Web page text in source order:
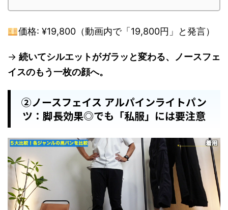
価格: ¥19,800（動画内で「19,800円」と発言）
→ 続いてシルエットがガラッと変わる、ノースフェ
イスのもう一枚の顔へ。
②ノースフェイス アルパインライトパン
ツ：脚長効果◎でも「私服」には要注意